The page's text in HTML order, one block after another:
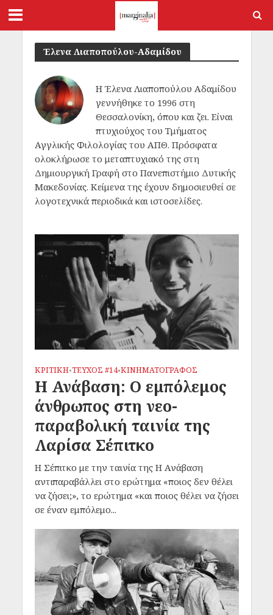
Έλενα Λιαποπούλου-Αδαμίδου
Η Έλενα Λιαποπούλου Αδαμίδου
γεννήθηκε το 1996 στη
Θεσσαλονίκη, όπου και ζει. Είναι
πτυχιούχος του Τμήματος
Αγγλικής Φιλολογίας του ΑΠΘ. Πρόσφατα
ολοκλήρωσε το μεταπτυχιακό της στη
Δημιουργική Γραφή στο Πανεπιστήμιο Δυτικής
Μακεδονίας. Κείμενα της έχουν δημοσιευθεί σε
λογοτεχνικά περιοδικά και ιστοσελίδες.
ΚΡΙΤΙΚΗ•ΤΕΥΧΟΣ #14•ΚΙΝΗΜΑΤΟΓΡΑΦΟΣ
Η Ανάβαση: Ο εμπόλεμος
άνθρωπος στη νεο-
παραβολική ταινία της
Λαρίσα Σέπιτκο
Η Σέπιτκο με την ταινία της Η Ανάβαση
αντιπαραβάλλει στο ερώτημα «ποιος δεν θέλει
να ζήσει;», το ερώτημα «και ποιος θέλει να ζήσει
σε έναν εμπόλεμο...